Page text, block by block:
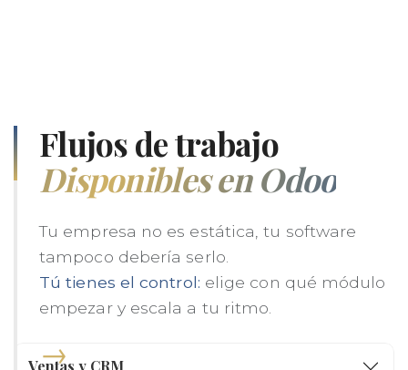
Flujos de trabajo
Disponibles en Odoo
Tu empresa no es estática, tu software
tampoco debería serlo.
Tú tienes el control: elige con qué módulo
empezar y escala a tu ritmo.
Ventas y CRM